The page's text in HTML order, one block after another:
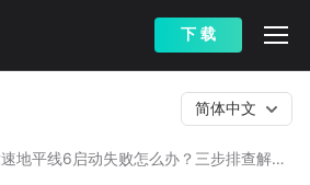
下 载
地平线6启动失败怎么办？三步排查解决
简体中文